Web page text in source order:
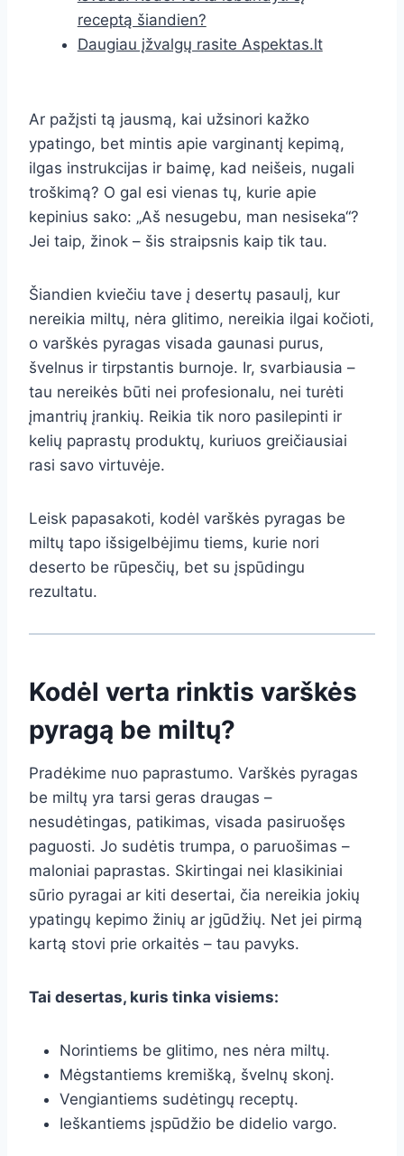
receptą šiandien?
Daugiau įžvalgų rasite Aspektas.lt
Ar pažįsti tą jausmą, kai užsinori kažko
ypatingo, bet mintis apie varginantį kepimą,
ilgas instrukcijas ir baimę, kad neišeis, nugali
troškimą? O gal esi vienas tų, kurie apie
kepinius sako: „Aš nesugebu, man nesiseka“?
Jei taip, žinok – šis straipsnis kaip tik tau.
Šiandien kviečiu tave į desertų pasaulį, kur
nereikia miltų, nėra glitimo, nereikia ilgai kočioti,
o varškės pyragas visada gaunasi purus,
švelnus ir tirpstantis burnoje. Ir, svarbiausia –
tau nereikės būti nei profesionalu, nei turėti
įmantrių įrankių. Reikia tik noro pasilepinti ir
kelių paprastų produktų, kuriuos greičiausiai
rasi savo virtuvėje.
Leisk papasakoti, kodėl varškės pyragas be
miltų tapo išsigelbėjimu tiems, kurie nori
deserto be rūpesčių, bet su įspūdingu
rezultatu.
Kodėl verta rinktis varškės
pyragą be miltų?
Pradėkime nuo paprastumo. Varškės pyragas
be miltų yra tarsi geras draugas –
nesudėtingas, patikimas, visada pasiruošęs
paguosti. Jo sudėtis trumpa, o paruošimas –
maloniai paprastas. Skirtingai nei klasikiniai
sūrio pyragai ar kiti desertai, čia nereikia jokių
ypatingų kepimo žinių ar įgūdžių. Net jei pirmą
kartą stovi prie orkaitės – tau pavyks.
Tai desertas, kuris tinka visiems:
Norintiems be glitimo, nes nėra miltų.
Mėgstantiems kremišką, švelnų skonį.
Vengiantiems sudėtingų receptų.
Ieškantiems įspūdžio be didelio vargo.